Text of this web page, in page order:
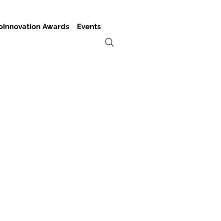
Awards Events